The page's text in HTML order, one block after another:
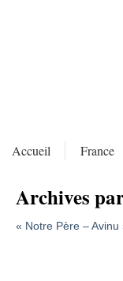
Accueil France
Archives
« Notre Père –